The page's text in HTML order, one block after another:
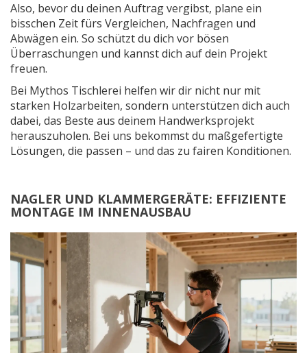
Also, bevor du deinen Auftrag vergibst, plane ein
bisschen Zeit fürs Vergleichen, Nachfragen und
Abwägen ein. So schützt du dich vor bösen
Überraschungen und kannst dich auf dein Projekt
freuen.
Bei Mythos Tischlerei helfen wir dir nicht nur mit
starken Holzarbeiten, sondern unterstützen dich auch
dabei, das Beste aus deinem Handwerksprojekt
herauszuholen. Bei uns bekommst du maßgefertigte
Lösungen, die passen – und das zu fairen Konditionen.
NAGLER UND KLAMMERGERÄTE: EFFIZIENTE
MONTAGE IM INNENAUSBAU